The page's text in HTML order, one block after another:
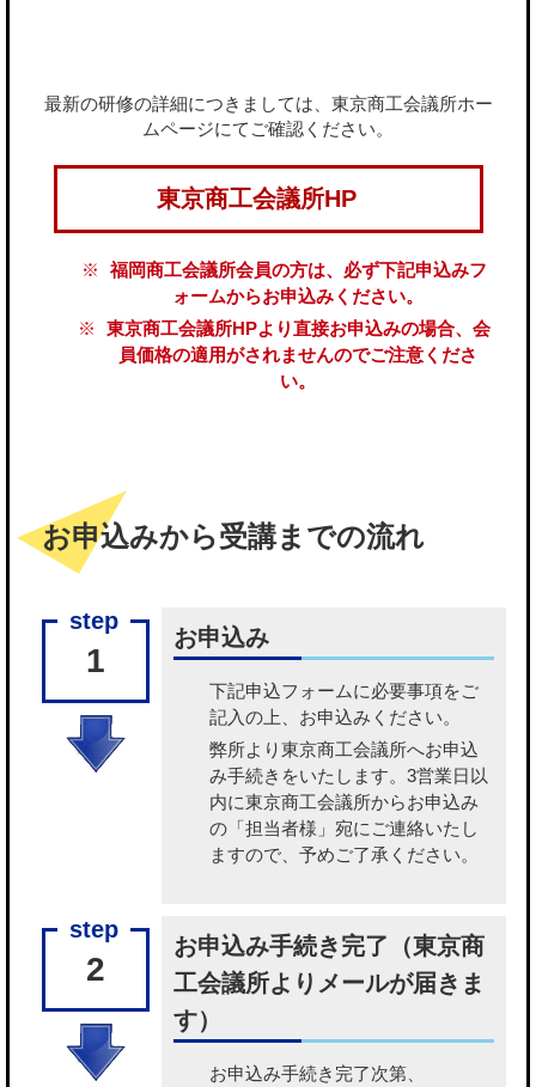
最新の研修の詳細につきましては、東京商工会議所ホー
ムページにてご確認ください。
東京商工会議所HP
福岡商工会議所会員の方は、必ず下記申込みフ
ォームからお申込みください。
東京商工会議所HPより直接お申込みの場合、会
員価格の適用がされませんのでご注意くださ
い。
お申込みから受講までの流れ
1
お申込み
下記申込フォームに必要事項をご
記入の上、お申込みください。
弊所より東京商工会議所へお申込
み手続きをいたします。3営業日以
内に東京商工会議所からお申込み
の「担当者様」宛にご連絡いたし
ますので、予めご了承ください。
2
お申込み手続き完了（東京商
工会議所よりメールが届きま
す）
お申込み手続き完了次第、